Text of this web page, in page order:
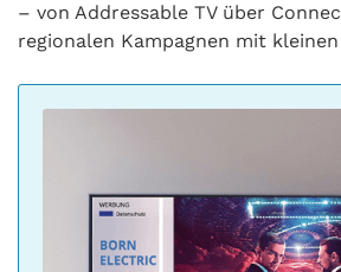
– von Addressable TV über
regionalen Kampagnen mit